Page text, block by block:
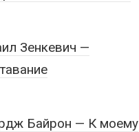
Зенкевич —
Байрон — К моему